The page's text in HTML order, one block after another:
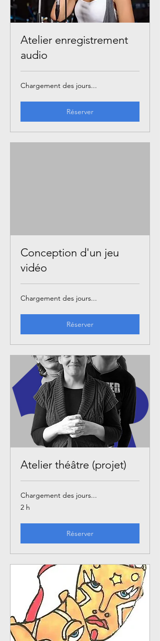
Atelier enregistrement
audio
Chargement des jours...
Réserver
Conception d'un jeu
vidéo
Chargement des jours...
Réserver
Atelier théâtre (projet)
Chargement des jours...
2 h
Réserver